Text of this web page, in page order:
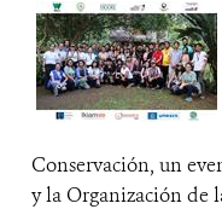
Conservación, un
y la Organización de